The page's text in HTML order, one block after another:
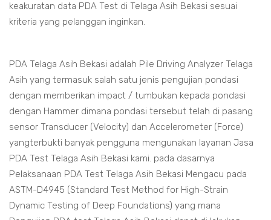
keakuratan data PDA Test di Telaga Asih Bekasi sesuai
kriteria yang pelanggan inginkan.
PDA Telaga Asih Bekasi adalah Pile Driving Analyzer Telaga
Asih yang termasuk salah satu jenis pengujian pondasi
dengan memberikan impact / tumbukan kepada pondasi
dengan Hammer dimana pondasi tersebut telah di pasang
sensor Transducer (Velocity) dan Accelerometer (Force)
yangterbukti banyak pengguna mengunakan layanan Jasa
PDA Test Telaga Asih Bekasi kami. pada dasarnya
Pelaksanaan PDA Test Telaga Asih Bekasi Mengacu pada
ASTM-D4945 (Standard Test Method for High-Strain
Dynamic Testing of Deep Foundations) yang mana